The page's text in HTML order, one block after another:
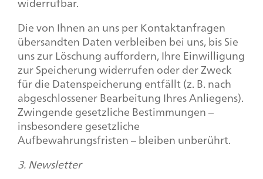
Die von Ihnen an uns per Kontaktanfragen
übersandten Daten verbleiben bei uns, bis Sie
uns zur Löschung auffordern, Ihre Einwilligung
zur Speicherung widerrufen oder der Zweck
für die Datenspeicherung entfällt (z. B. nach
abgeschlossener Bearbeitung Ihres Anliegens).
Zwingende gesetzliche Bestimmungen –
insbesondere gesetzliche
Aufbewahrungsfristen – bleiben unberührt.
3. Newsletter